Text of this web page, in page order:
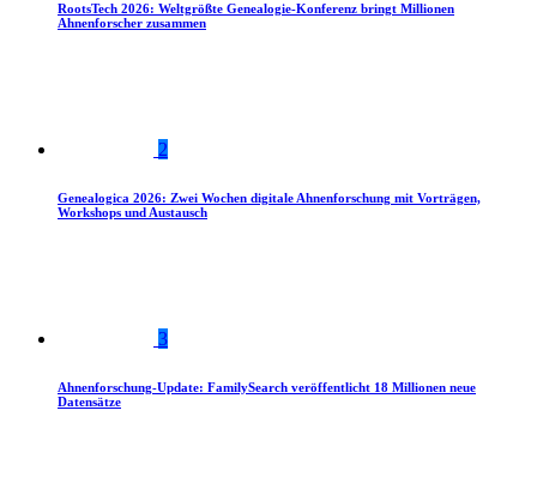
RootsTech 2026: Weltgrößte Genealogie-Konferenz bringt Millionen
Ahnenforscher zusammen
2
Genealogica 2026: Zwei Wochen digitale Ahnenforschung mit Vorträgen,
Workshops und Austausch
3
Ahnenforschung-Update: FamilySearch veröffentlicht 18 Millionen neue
Datensätze